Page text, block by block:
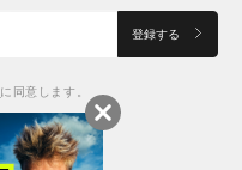
登録する
に同意します。